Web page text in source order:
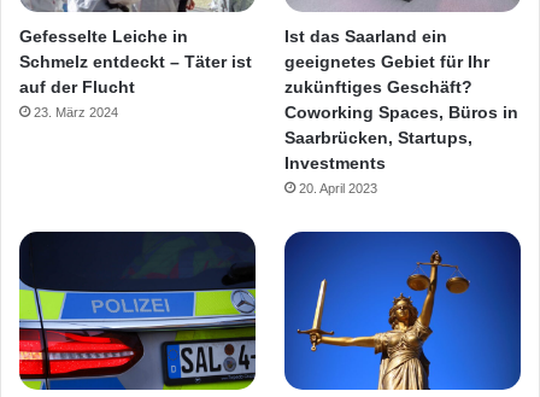
Gefesselte Leiche in
Schmelz entdeckt – Täter ist
auf der Flucht
23. März 2024
Ist das Saarland ein
geeignetes Gebiet für Ihr
zukünftiges Geschäft?
Coworking Spaces, Büros in
Saarbrücken, Startups,
Investments
20. April 2023